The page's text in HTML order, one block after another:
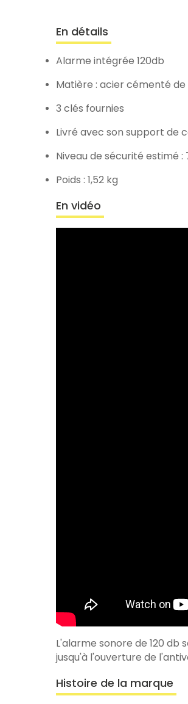
En détails
Alarme intégrée 120db
Matière : acier cémenté
3 clés fournies
Livré avec son support de
Niveau de sécurité estimé :
Poids : 1,52 kg
En vidéo
L'alarme sonore de 120 db
jusqu'à l'ouverture de
Histoire de la marque